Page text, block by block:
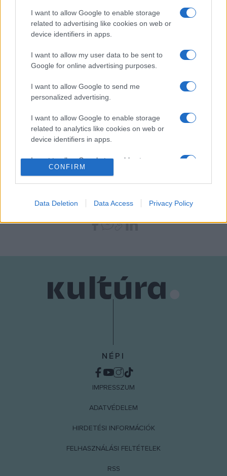
I want to allow Google to enable storage
related to advertising like cookies on web or
device identifiers in apps.
I want to allow my user data to be sent to
Google for online advertising purposes.
I want to allow Google to send me
personalized advertising.
I want to allow Google to enable storage
related to analytics like cookies on web or
device identifiers in apps.
I want to allow Google to enable storage
related to functionality of the website or app.
related to personalization.
I want to allow Google to enable storage
CONFIRM
Data Deletion Data Access Privacy Policy
Az Oswiecim lengyel város közelében lévő Auschwitz-I
tábort, a nácik 1940-ben alakították ki a lengyel hadsereg
egyik laktanyájában, és eredetileg politikai foglyok őrzésére
krematóriumaival és közvetlen vasútvonalával 1941-ben
hadifoglyokkal. A megsemmisítő táborban lengyel források
nagyrészt zsidók vesztették életüket. Minden harmadik
áldozat magyar volt, akiket 1944. május 15-e és 1944. július
(Múlt-kor/MTI)
NÉPI
IMPRESSZUM
ADATVÉDELEM
HIRDETÉSI INFORMÁCIÓK
FELHASZNÁLÁSI FELTÉTELEK
RSS